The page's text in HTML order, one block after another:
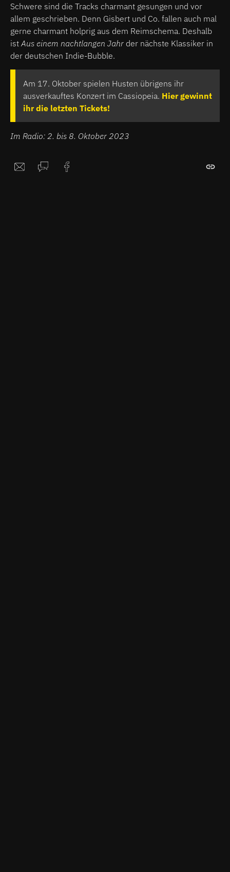
Schwere sind die Tracks charmant gesungen und vor
allem geschrieben. Denn Gisbert und Co. fallen auch mal
gerne charmant holprig aus dem Reimschema. Deshalb
ist Aus einem nachtlangen Jahr der nächste Klassiker in
der deutschen Indie-Bubble.
Am 17. Oktober spielen Husten übrigens ihr
ausverkauftes Konzert im Cassiopeia. Hier gewinnt
ihr die letzten Tickets!
Im Radio: 2. bis 8. Oktober 2023